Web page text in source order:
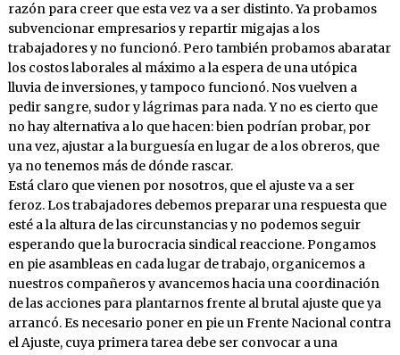
razón para creer que esta vez va a ser distinto. Ya probamos
subvencionar empresarios y repartir migajas a los
trabajadores y no funcionó. Pero también probamos abaratar
los costos laborales al máximo a la espera de una utópica
lluvia de inversiones, y tampoco funcionó. Nos vuelven a
pedir sangre, sudor y lágrimas para nada. Y no es cierto que
no hay alternativa a lo que hacen: bien podrían probar, por
una vez, ajustar a la burguesía en lugar de a los obreros, que
ya no tenemos más de dónde rascar.
Está claro que vienen por nosotros, que el ajuste va a ser
feroz. Los trabajadores debemos preparar una respuesta que
esté a la altura de las circunstancias y no podemos seguir
esperando que la burocracia sindical reaccione. Pongamos
en pie asambleas en cada lugar de trabajo, organicemos a
nuestros compañeros y avancemos hacia una coordinación
de las acciones para plantarnos frente al brutal ajuste que ya
arrancó. Es necesario poner en pie un Frente Nacional contra
el Ajuste, cuya primera tarea debe ser convocar a una